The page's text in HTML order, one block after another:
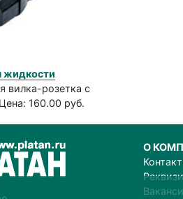
жидкости
вилка-розетка с
160.00 руб.
О